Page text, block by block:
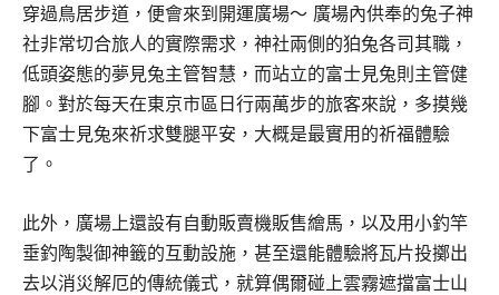
穿過鳥居步道，便會來到開運廣場～ 廣場內供奉的兔子神
社非常切合旅人的實際需求，神社兩側的狛兔各司其職，
低頭姿態的夢見兔主管智慧，而站立的富士見兔則主管健
腳。對於每天在東京市區日行兩萬步的旅客來說，多摸幾
下富士見兔來祈求雙腿平安，大概是最實用的祈福體驗
了。
此外，廣場上還設有自動販賣機販售繪馬，以及用小釣竿
垂釣陶製御神籤的互動設施，甚至還能體驗將瓦片投擲出
去以消災解厄的傳統儀式，就算偶爾碰上雲霧遮擋富士山